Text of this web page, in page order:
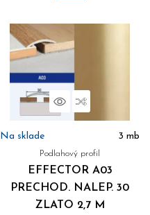
NáhľadPorovnať
Na sklade 3 mb
Podlahový profil
EFFECTOR A03
PRECHOD. NALEP. 30
ZLATO 2,7 M